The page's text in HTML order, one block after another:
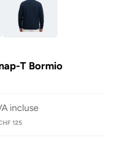
T Bormio
Prix
Prix
incluse
125